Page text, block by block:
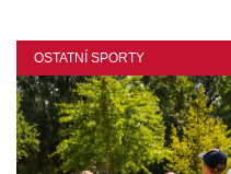
OSTATNÍ SPORTY